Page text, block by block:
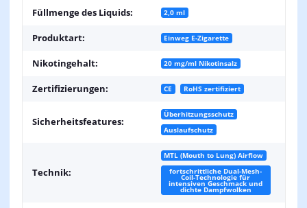
Füllmenge des Liquids: 2,0 ml
Produktart: Einweg E-Zigarette
Nikotingehalt: 20 mg/ml Nikotinsalz
Zertifizierungen: CE RoHS zertifiziert
Sicherheitsfeatures:
Überhitzungsschutz
Auslaufschutz
Technik:
MTL (Mouth to Lung) Airflow
fortschrittliche Dual-Mesh-
Coil-Technologie für
intensiven Geschmack und
dichte Dampfwolken